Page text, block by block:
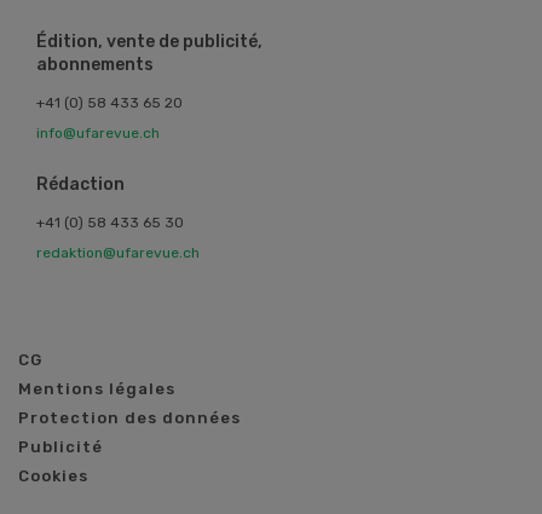
Édition, vente de publicité,
abonnements
+41 (0) 58 433 65 20
info@ufarevue.ch
Rédaction
+41 (0) 58 433 65 30
redaktion@ufarevue.ch
CG
Mentions légales
Protection des données
Publicité
Cookies